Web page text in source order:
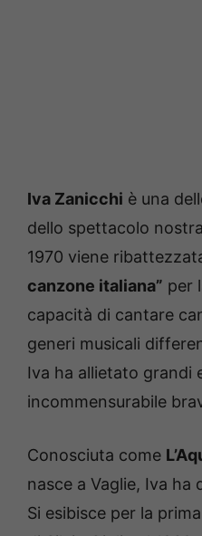
Iva Zanicchi è una
dello spettacolo
1970 viene
canzone italiana” per
capacità di cantare
generi musicali
Iva ha allietato grandi
incommensurabile
Conosciuta come
nasce a Vaglie, Iva ha
Si esibisce per la